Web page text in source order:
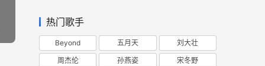
热门歌手
Beyond 五月天 刘大壮
周杰伦 孙燕姿 宋冬野